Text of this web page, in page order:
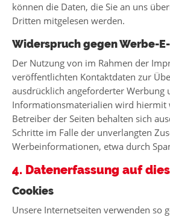
können die Daten, die Sie an uns
Dritten mitgelesen werden.
Widerspruch gegen Werbe-
Der Nutzung von im Rahmen der
veröffentlichten Kontaktdaten zur
ausdrücklich angeforderter Werbung
Informationsmaterialien wird hiermit
Betreiber der Seiten behalten sich
Schritte im Falle der unverlangten
Werbeinformationen, etwa durch
4. Datenerfassung auf
Cookies
Unsere Internetseiten verwenden so